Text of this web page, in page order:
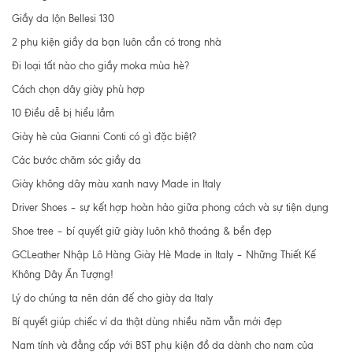
Giầy da lộn Bellesi 130
2 phụ kiện giầy da bạn luôn cần có trong nhà
Đi loại tất nào cho giầy moka mùa hè?
Cách chọn dây giày phù hợp
10 Điều dễ bị hiểu lầm
Giày hè của Gianni Conti có gì đặc biệt?
Các bước chăm sóc giầy da
Giày không dây màu xanh navy Made in Italy
Driver Shoes – sự kết hợp hoàn hảo giữa phong cách và sự tiện dụng
Shoe tree – bí quyết giữ giày luôn khô thoáng & bền đẹp
GCLeather Nhập Lô Hàng Giày Hè Made in Italy – Những Thiết Kế
Không Dây Ấn Tượng!
Lý do chúng ta nên dán đế cho giày da Italy
Bí quyết giúp chiếc ví da thật dùng nhiều năm vẫn mới đẹp
Nam tính và đẳng cấp với BST phụ kiện đồ da dành cho nam của